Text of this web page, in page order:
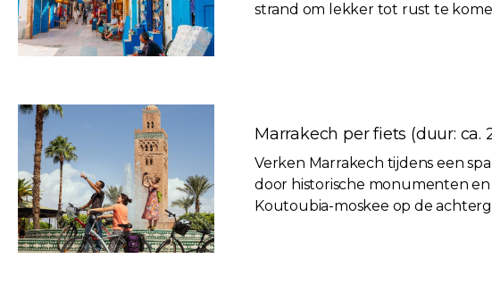
strand om lekker tot rust te
Marrakech per fiets (duur: ca.
Verken Marrakech tijdens een
door historische monumenten
Koutoubia-moskee op de